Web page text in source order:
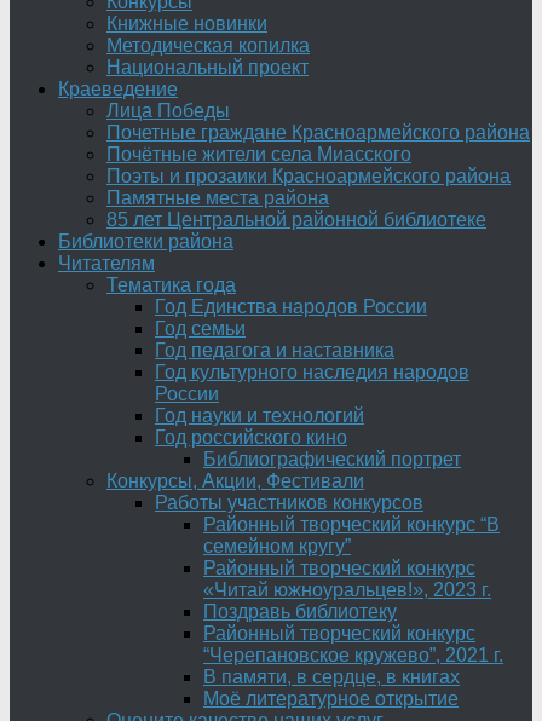
Книжные новинки
Методическая копилка
Национальный проект
Краеведение
Лица Победы
Почетные граждане Красноармейского района
Почётные жители села Миасского
Поэты и прозаики Красноармейского района
Памятные места района
85 лет Центральной районной библиотеке
Библиотеки района
Читателям
Тематика года
Год Единства народов России
Год семьи
Год педагога и наставника
Год культурного наследия народов
России
Год науки и технологий
Год российского кино
Библиографический портрет
Конкурсы, Акции, Фестивали
Работы участников конкурсов
Районный творческий конкурс “В
семейном кругу”
Районный творческий конкурс
«Читай южноуральцев!», 2023 г.
Поздравь библиотеку
Районный творческий конкурс
“Черепановское кружево”, 2021 г.
В памяти, в сердце, в книгах
Моё литературное открытие